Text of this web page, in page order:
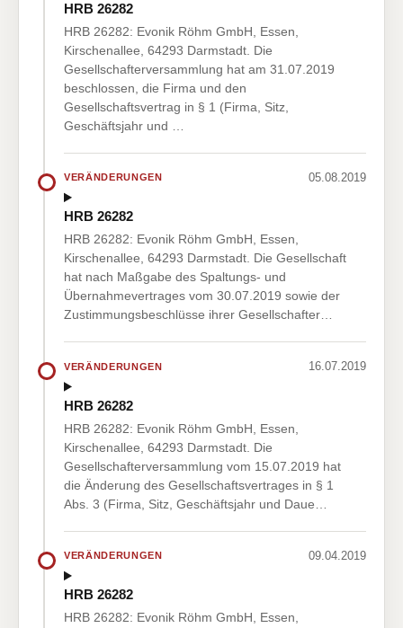
HRB 26282
HRB 26282: Evonik Röhm GmbH, Essen,
Kirschenallee, 64293 Darmstadt. Die
Gesellschafterversammlung hat am 31.07.2019
beschlossen, die Firma und den
Gesellschaftsvertrag in § 1 (Firma, Sitz,
Geschäftsjahr und …
VERÄNDERUNGEN 05.08.2019
HRB 26282
HRB 26282: Evonik Röhm GmbH, Essen,
Kirschenallee, 64293 Darmstadt. Die Gesellschaft
hat nach Maßgabe des Spaltungs- und
Übernahmevertrages vom 30.07.2019 sowie der
Zustimmungsbeschlüsse ihrer Gesellschafter…
VERÄNDERUNGEN 16.07.2019
HRB 26282
HRB 26282: Evonik Röhm GmbH, Essen,
Kirschenallee, 64293 Darmstadt. Die
Gesellschafterversammlung vom 15.07.2019 hat
die Änderung des Gesellschaftsvertrages in § 1
Abs. 3 (Firma, Sitz, Geschäftsjahr und Daue…
VERÄNDERUNGEN 09.04.2019
HRB 26282
HRB 26282: Evonik Röhm GmbH, Essen,